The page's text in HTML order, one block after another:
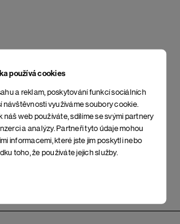
používá cookies
a reklam, poskytování funkcí sociálních
návštěvnosti využíváme soubory cookie.
náš web používáte, sdílíme se svými partnery
a analýzy. Partneři tyto údaje mohou
informacemi, které jste jim poskytli nebo
toho, že používáte jejich služby.
White
898 Kč